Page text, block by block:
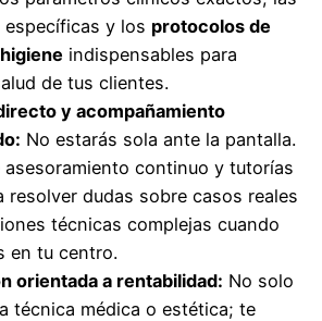
y los protocolos de
indispensables para
de tus clientes.
y acompañamiento
No estarás sola ante la pantalla.
asesoramiento continuo y tutorías
resolver dudas sobre casos reales
técnicas complejas cuando
en tu centro.
orientada a rentabilidad: No solo
técnica médica o estética; te